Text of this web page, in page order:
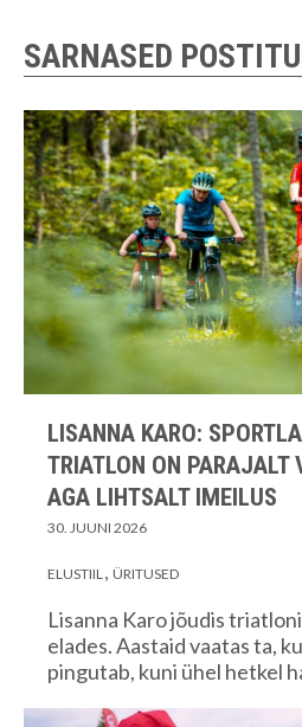
SARNASED
LISANNA KARO:
TRIATLON ON PARAJALT
AGA LIHTSALT IMEILUS
30. JUUNI 2026
ELUSTIIL ÜRITUSED
Lisanna Karo jõudis
elades. Aastaid vaatas ta,
pingutab, kuni ühel hetkel